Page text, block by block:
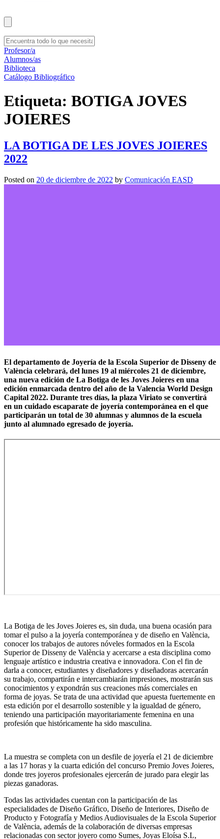
Profesor/a
Alumnos/as
Biblioteca
Catálogo Bibliográfico
Etiqueta: BOTIGA JOVES
JOIERES
LA BOTIGA DE LES JOVES JOIERES
2022
Posted on 20 de diciembre de 2022 by Comunicación EASD
El departamento de Joyería de la Escola Superior de Disseny de
València celebrará, del lunes 19 al miércoles 21 de diciembre,
una nueva edición de La Botiga de les Joves Joieres en una
edición enmarcada dentro del año de la Valencia World Design
Capital 2022. Durante tres días, la plaza Viriato se convertirá
en un cuidado escaparate de joyería contemporánea en el que
participarán un total de 30 alumnas y alumnos de la escuela
junto al alumnado egresado de joyería.
La Botiga de les Joves Joieres es, sin duda, una buena ocasión para
tomar el pulso a la joyería contemporánea y de diseño en València,
conocer los trabajos de autores nóveles formados en la Escola
Superior de Disseny de València y acercarse a esta disciplina como
lenguaje artístico e industria creativa e innovadora. Con el fin de
darla a conocer, estudiantes y diseñadores y diseñadoras acercarán
su trabajo, compartirán e intercambiarán impresiones, mostrarán sus
conocimientos y expondrán sus creaciones más comerciales en
forma de joyas. Se trata de una actividad que apuesta fuertemente en
esta edición por el desarrollo sostenible y la igualdad de género,
teniendo una participación mayoritariamente femenina en una
profesión que históricamente ha sido masculina.
La muestra se completa con un desfile de joyería el 21 de diciembre
a las 17 horas y la cuarta edición del concurso Premio Joves Joieres,
donde tres joyeros profesionales ejercerán de jurado para elegir las
piezas ganadoras.
Todas las actividades cuentan con la participación de las
especialidades de Diseño Gráfico, Diseño de Interiores, Diseño de
Producto y Fotografía y Medios Audiovisuales de la Escola Superior
de València, además de la colaboración de diversas empresas
relacionadas con sector joyero como Sumes, Joyas Eloísa S.L,